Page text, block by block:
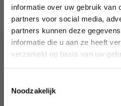
informatie over uw gebruik van
partners voor social media,
partners kunnen deze
informatie die u aan ze heeft
verzameld op basis van uw
Noodzakelijk
Prijs
€ 1.468,00
Levertijd
8 weken
Kleur